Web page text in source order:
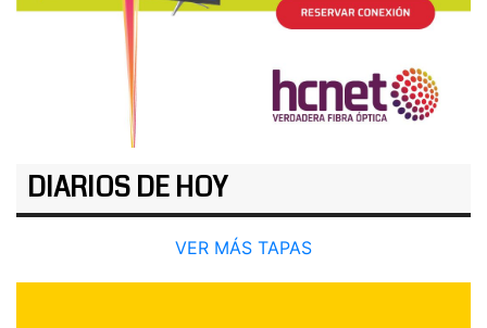
DIARIOS DE HOY
VER MÁS TAPAS